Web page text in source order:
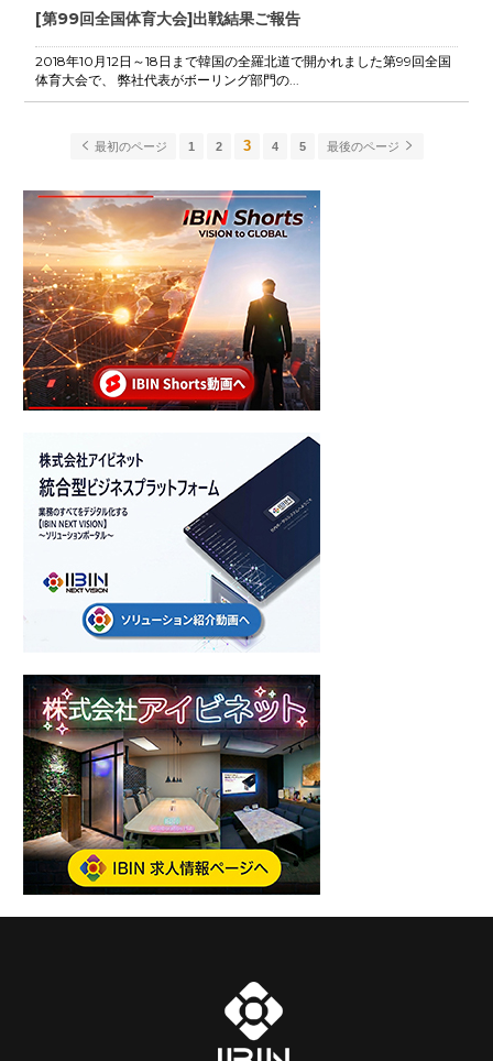
[第99回全国体育大会]出戦結果ご報告
2018年10月12日～18日まで韓国の全羅北道で開かれました第99回全国
体育大会で、 弊社代表がボーリング部門の...
最初のページ 1 2 3 4 5 最後のページ